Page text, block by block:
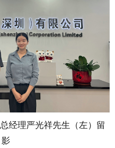
经理严光祥先生（左）留
影